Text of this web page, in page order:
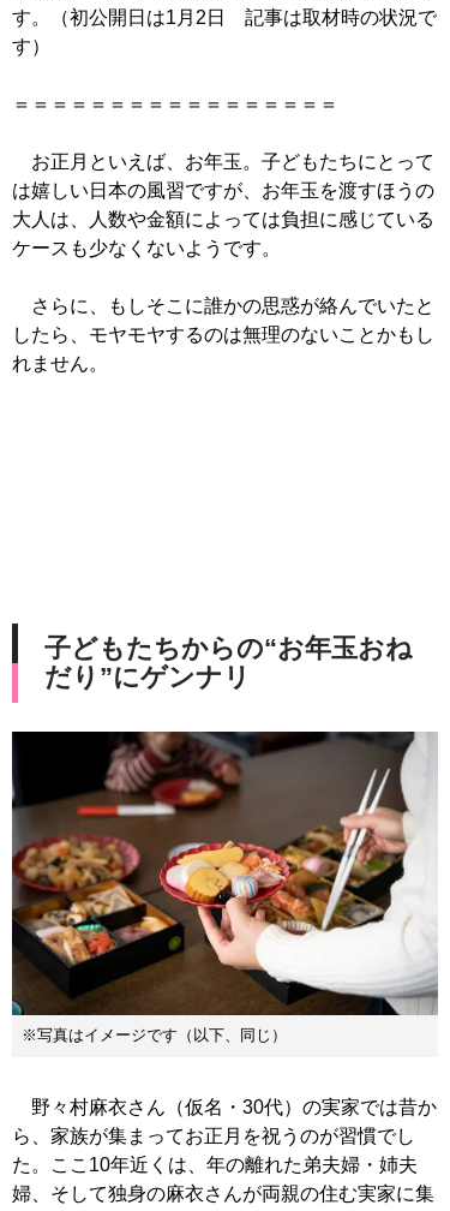
す。（初公開日は1月2日 記事は取材時の状況で
す）
＝＝＝＝＝＝＝＝＝＝＝＝＝＝＝＝＝
お正月といえば、お年玉。子どもたちにとって
は嬉しい日本の風習ですが、お年玉を渡すほうの
大人は、人数や金額によっては負担に感じている
ケースも少なくないようです。
さらに、もしそこに誰かの思惑が絡んでいたと
したら、モヤモヤするのは無理のないことかもし
れません。
子どもたちからの“お年玉おね
だり”にゲンナリ
※写真はイメージです（以下、同じ）
野々村麻衣さん（仮名・30代）の実家では昔か
ら、家族が集まってお正月を祝うのが習慣でし
た。ここ10年近くは、年の離れた弟夫婦・姉夫
婦、そして独身の麻衣さんが両親の住む実家に集